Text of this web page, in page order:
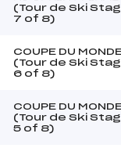
(Tour de Ski
7 of 8)
COUPE DU
(Tour de Ski
6 of 8)
COUPE DU
(Tour de Ski
5 of 8)